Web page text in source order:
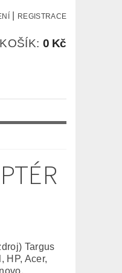
REGISTRACE
KOŠÍK: 0 Kč
Targus
HP, Acer,